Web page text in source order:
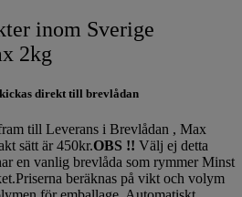
inom Sverige
2kg
direkt till brevlådan
till Leverans i Brevlådan , Max
sätt är 450kr.OBS !! Välj ej detta
en vanlig brevlåda som rymmer Minst
beräknas på vikt och volym